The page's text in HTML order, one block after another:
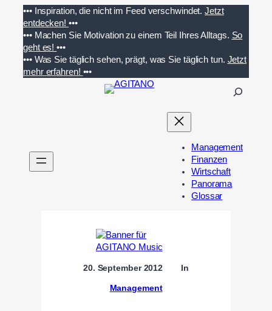
Inhalt
springen
••• Inspiration, die nicht im Feed verschwindet. Jetzt
entdecken! •••
••• Machen Sie Motivation zu einem Teil Ihres Alltags. So
geht es!•••
••• Was Sie täglich sehen, prägt, was Sie täglich tun. Jetzt
mehr erfahren! •••
n
Management
Finanzen
Wirtschaft
Panorama
Glossar
20. September 2012 In
Management